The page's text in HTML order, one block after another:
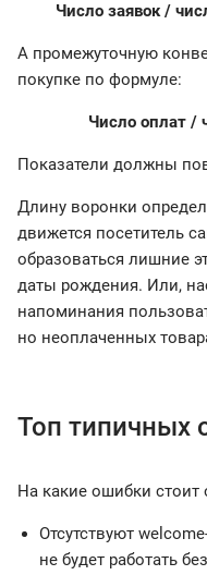
Число заявок /
А промежуточную
покупке по формуле:
Число оплат /
Показатели должны
Длину воронки
движется посетитель
образоваться лишние
даты рождения. Или,
напоминания
но неоплаченных
Топ типичных
На какие ошибки стоит
Отсутствуют
не будет работать